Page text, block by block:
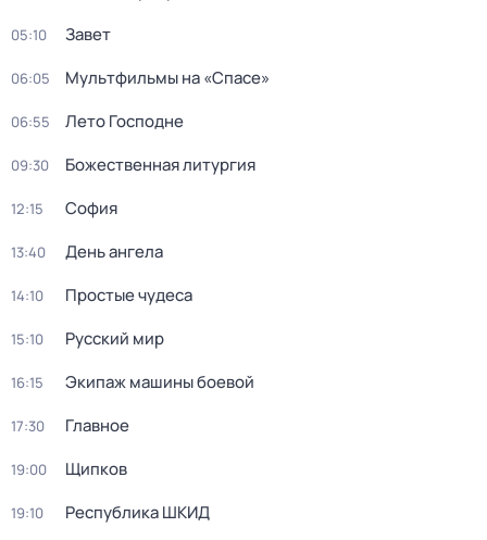
05:10 Завет
06:05 Мультфильмы нa «Спаcе»
06:55 Лето Господне
09:30 Божественная литургия
12:15 София
13:40 День ангела
14:10 Простые чудеca
15:10 Русский мир
16:15 Экипаж машины боевой
17:30 Главное
19:00 Щипков
19:10 Республика ШКИД